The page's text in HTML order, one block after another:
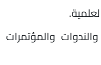
والمؤتمرات